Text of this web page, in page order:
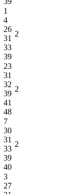
1
4
26
31
33
39
2
23
31
32
39
41
48
2
7
30
31
33
39
40
2
3
27